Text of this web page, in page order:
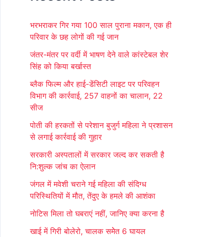
c
f
r
:
भरभराकर गिर गया 100 साल पुराना मकान, एक ही
परिवार के छह लोगों की गई जान
जंतर-मंतर पर वर्दी में भाषण देने वाले कांस्टेबल शेर
सिंह को किया बर्खास्त
ब्लैक फिल्म और हाई-डेंसिटी लाइट पर परिवहन
विभाग की कार्रवाई, 257 वाहनों का चालान, 22
सीज
पोती की हरकतों से परेशान बुजुर्ग महिला ने प्रशासन
से लगाई कार्रवाई की गुहार
सरकारी अस्पतालों में सरकार जल्द कर सकती है
नि:शुल्क जांच का ऐलान
जंगल में मवेशी चराने गई महिला की संदिग्ध
परिस्थितियों में मौत, तेंदुए के हमले की आशंका
नोटिस मिला तो घबराएं नहीं, जानिए क्या करना है
खाई में गिरी बोलेरो, चालक समेेत 6 घायल